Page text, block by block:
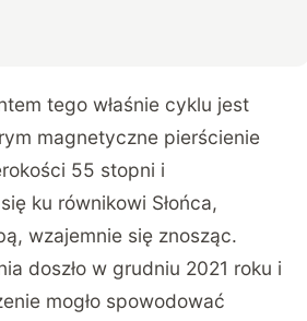
tego właśnie cyklu jest
magnetyczne pierścienie
55 stopni i
ku równikowi Słońca,
wzajemnie się znosząc.
doszło w grudniu 2021 roku i
mogło spowodować